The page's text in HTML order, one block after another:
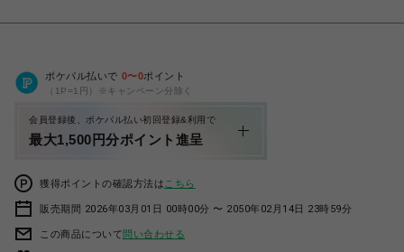
ポケパル払いで 0〜0ポイント
（1P=1円）※キャンペーン分除く
会員登録後、ポケパル払い初回登録&利用で
最大1,500円分ポイント進呈
獲得ポイントの確認方法は こちら
販売期間 2026年03月01日 00時00分 〜 2050年02月14日 23時59分
この商品について問い合わせる